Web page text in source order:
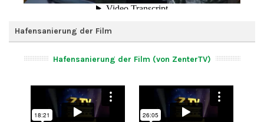
Hafensanierung der Film
Hafensanierung der Film (von ZenterTV)